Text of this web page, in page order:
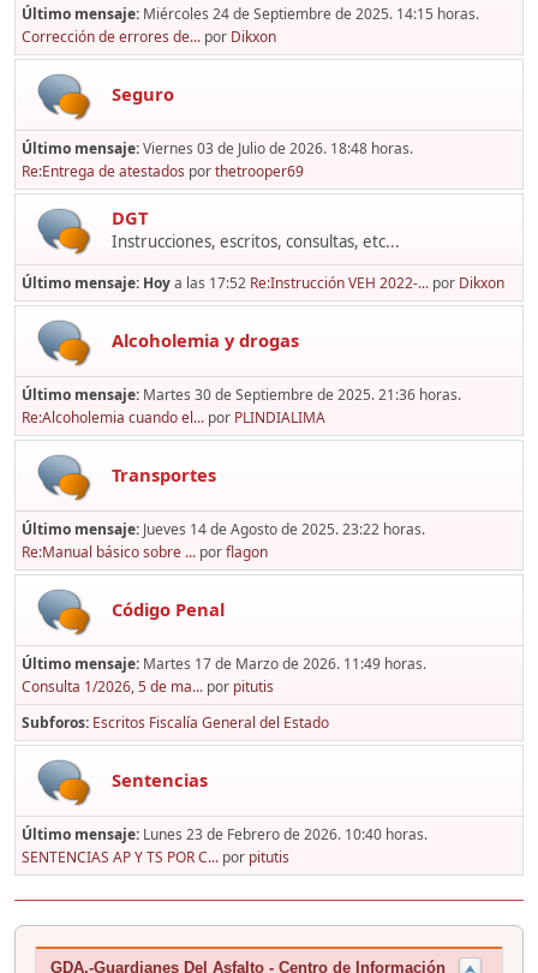
Último mensaje: Miércoles 24 de Septiembre de 2025. 14:15 horas.
Corrección de errores de... por Dikxon
Seguro
Último mensaje:Viernes 03 de Julio de 2026. 18:48 horas.
Re:Entrega de atestados porthetrooper69
DGT
Instrucciones, escritos, consultas, etc...
Último mensaje: Hoya las 17:52 Re:Instrucción VEH 2022-... por Dikxon
Alcoholemia y drogas
Último mensaje: Martes 30 de Septiembre de 2025. 21:36 horas.
Re:Alcoholemia cuando el... por PLINDIALIMA
Transportes
Último mensaje: Jueves 14 de Agosto de 2025. 23:22 horas.
Re:Manual básico sobre ... porflagon
Código Penal
Último mensaje: Martes 17 de Marzo de 2026. 11:49 horas.
Consulta 1/2026, 5 de ma... por pitutis
Subforos Escritos Fiscalía General del Estado
Sentencias
Último mensaje: Lunes 23 de Febrero de 2026. 10:40 horas.
SENTENCIAS AP Y TS POR C... por pitutis
GDA.-Guardianes Del Asfalto - Centro de Información